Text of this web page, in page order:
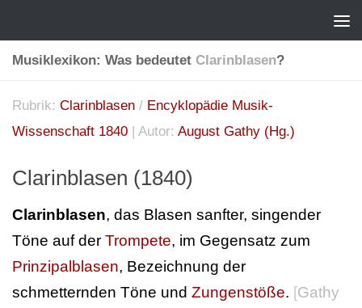
Musiklexikon: Was bedeutet Clarinblasen?
Rubrik: Clarinblasen / Encyklopädie Musik-
Wissenschaft 1840 | Autor: August Gathy (Hg.)
Clarinblasen (1840)
Clarinblasen, das Blasen sanfter, singender
Töne auf der Trompete, im Gegensatz zum
Prinzipalblasen, Bezeichnung der
schmetternden Töne und Zungenstöße. [Gathy